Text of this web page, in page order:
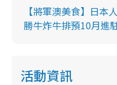
【將軍澳美食】日
勝牛炸牛排預10月進
活動資訊